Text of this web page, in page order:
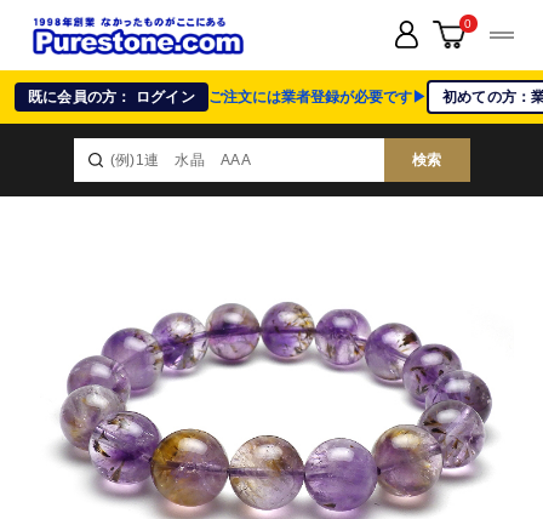
既に会員の方： ログイン ご注文には業者登録が必要です▶ 初めての方：
検索
0